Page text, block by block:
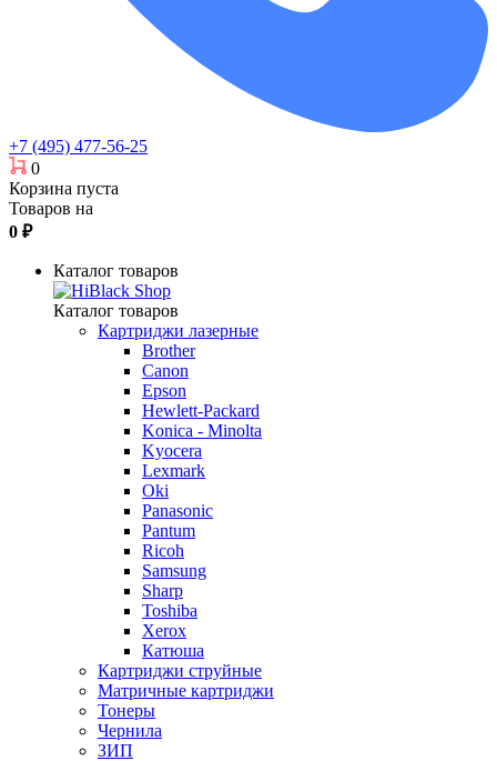
+7 (495) 477-56-25
0
Корзина пуста
Товаров на
0 ₽
Каталог товаров
Каталог товаров
Картриджи лазерные
Brother
Canon
Epson
Hewlett-Packard
Konica - Minolta
Kyocera
Lexmark
Oki
Panasonic
Pantum
Ricoh
Samsung
Sharp
Toshiba
Xerox
Катюша
Картриджи струйные
Матричные картриджи
Тонеры
Чернила
ЗИП